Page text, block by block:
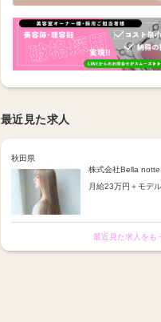
最近見た求人
秋田県
株式会社Bella notte
月給23万円＋モデ
自己負担なし！
・練習ウィッグ代支
最近見た求人をも